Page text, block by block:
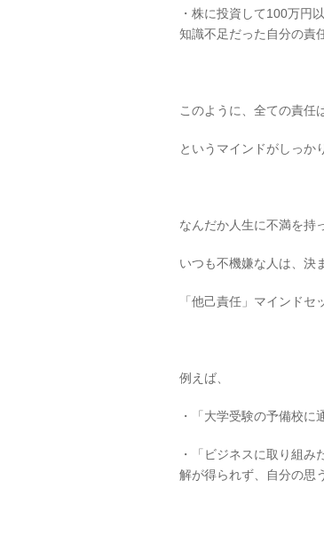
・株に投資して100万円
知識不足だった自分の責
このように、全ての責任
というマインドがしっか
なんだか人生に不満を持
いつも不機嫌な人は、決
「他己責任」マインドセ
例えば、
・「大学受験の予備校に
・「ビジネスに取り組
解が得られず、自分の思